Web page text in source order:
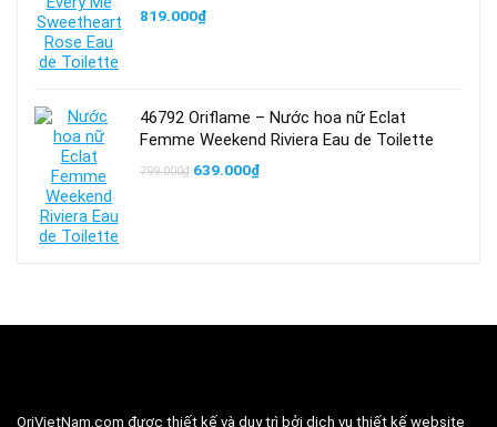
819.000₫
46792 Oriflame – Nước hoa nữ Eclat
Femme Weekend Riviera Eau de Toilette
799.000₫ Giá
639.000₫Giá
OriVietNam.com được thiết kế và duy trì bởi dịch vụ thiết kế website